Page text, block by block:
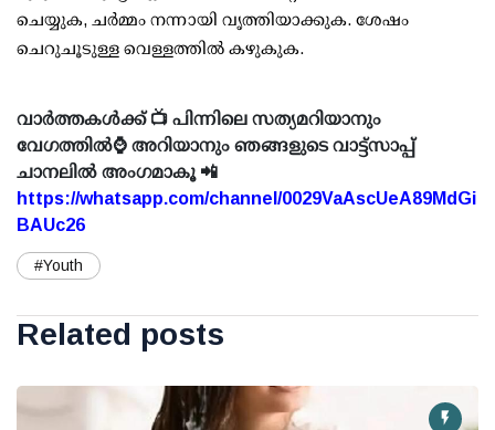
ചെയ്യുക, ചര്‍മ്മം നന്നായി വൃത്തിയാക്കുക. ശേഷം
ചെറുചൂടുള്ള വെള്ളത്തില്‍ കഴുകുക.
വാർത്തകൾക്ക് 📺 പിന്നിലെ സത്യമറിയാനും
വേഗത്തിൽ⌚ അറിയാനും ഞങ്ങളുടെ വാട്ട്സാപ്പ്
ചാനലിൽ അംഗമാകൂ 📲
https://whatsapp.com/channel/0029VaAscUeA89MdGi
BAUc26
#Youth
Related posts